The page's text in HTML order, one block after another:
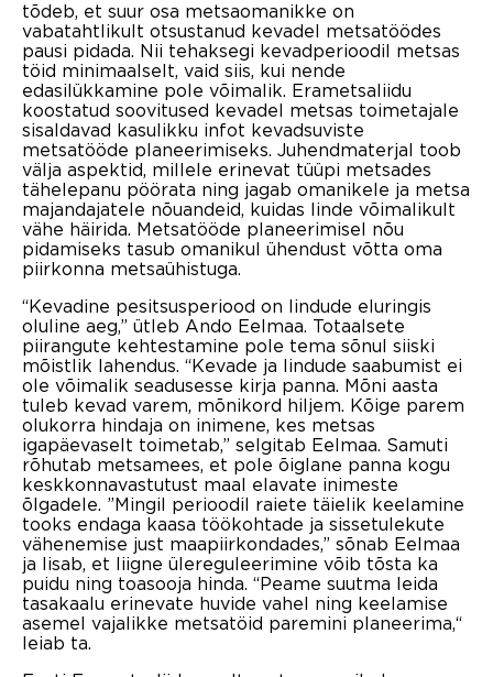
tõdeb, et suur osa metsaomanikke on
vabatahtlikult otsustanud kevadel metsatöödes
pausi pidada. Nii tehaksegi kevadperioodil metsas
töid minimaalselt, vaid siis, kui nende
edasilükkamine pole võimalik. Erametsaliidu
koostatud soovitused kevadel metsas toimetajale
sisaldavad kasulikku infot kevadsuviste
metsatööde planeerimiseks. Juhendmaterjal toob
välja aspektid, millele erinevat tüüpi metsades
tähelepanu pöörata ning jagab omanikele ja metsa
majandajatele nõuandeid, kuidas linde võimalikult
vähe häirida. Metsatööde planeerimisel nõu
pidamiseks tasub omanikul ühendust võtta oma
piirkonna metsaühistuga.
“Kevadine pesitsusperiood on lindude eluringis
oluline aeg,” ütleb Ando Eelmaa. Totaalsete
piirangute kehtestamine pole tema sõnul siiski
mõistlik lahendus. “Kevade ja lindude saabumist ei
ole võimalik seadusesse kirja panna. Mõni aasta
tuleb kevad varem, mõnikord hiljem. Kõige parem
olukorra hindaja on inimene, kes metsas
igapäevaselt toimetab,” selgitab Eelmaa. Samuti
rõhutab metsamees, et pole õiglane panna kogu
keskkonnavastutust maal elavate inimeste
õlgadele. ”Mingil perioodil raiete täielik keelamine
tooks endaga kaasa töökohtade ja sissetulekute
vähenemise just maapiirkondades,” sõnab Eelmaa
ja lisab, et liigne ülereguleerimine võib tõsta ka
puidu ning toasooja hinda. “Peame suutma leida
tasakaalu erinevate huvide vahel ning keelamise
asemel vajalikke metsatöid paremini planeerima,“
leiab ta.